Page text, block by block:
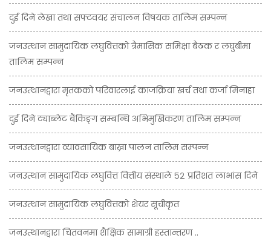
दुई दिने लेखा तथा सफ्टवयर संचालन विषयक तालिम सम्पन्न
जनउत्थान सामुदायिक लघुवित्तको त्रैमासिक समिक्षा बैठक र लघुबीमा
तालिम सम्पन्न
जनउत्थानद्वारा मृतकको परिवारलाई काजक्रिया खर्च तथा कर्जा मिनाहा
दुई दिने ट्याब्लेट बैंकिङ्ग सम्बन्धि अभिमुखिकरण तालिम सम्पन्न
जनउत्थानद्वारा व्यावसायिक बाख्रा पालन तालिम सम्पन्न
जनउत्थान सामुदायिक लघुवित्त वित्तीय संस्थाले ५२ प्रतिशत लाभांस दिने
जनउत्थान सामुदायिक लघुवित्तको शेयर सूचीकृत
जनउत्थानद्वारा चितवनमा शैक्षिक सामाग्री हस्तान्तरण ..